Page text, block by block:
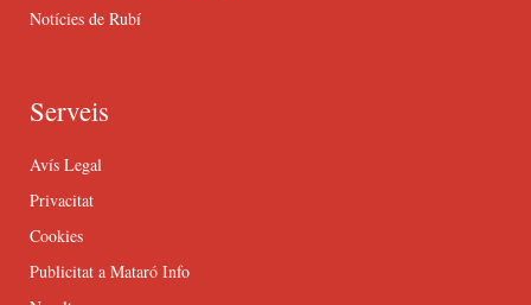
Notícies de Rubí
Serveis
Avís Legal
Privacitat
Cookies
Publicitat a Mataró Info